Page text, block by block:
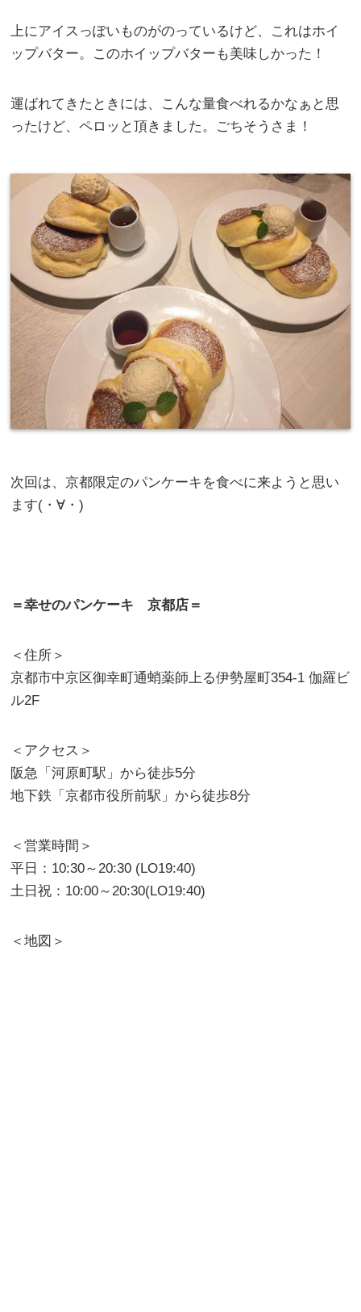
上にアイスっぽいものがのっているけど、これはホイ
ップバター。このホイップバターも美味しかった！
運ばれてきたときには、こんな量食べれるかなぁと思
ったけど、ペロッと頂きました。ごちそうさま！
次回は、京都限定のパンケーキを食べに来ようと思い
ます(・∀・)
＝幸せのパンケーキ 京都店＝
＜住所＞
京都市中京区御幸町通蛸薬師上る伊勢屋町354-1 伽羅ビ
ル2F
＜アクセス＞
阪急「河原町駅」から徒歩5分
地下鉄「京都市役所前駅」から徒歩8分
＜営業時間＞
平日：10:30～20:30 (LO19:40)
土日祝：10:00～20:30(LO19:40)
＜地図＞